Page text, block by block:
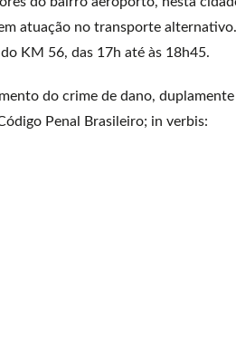
atuação no transporte
KM 56, das 17h até às 18h45.
do crime de dano, duplamente
Penal Brasileiro; in verbis: